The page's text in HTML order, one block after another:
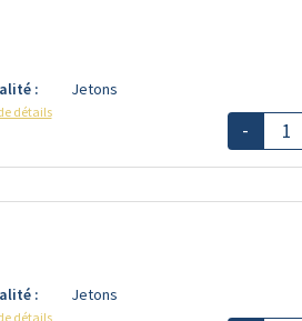
: Jetons
détails
-
: Jetons
détails